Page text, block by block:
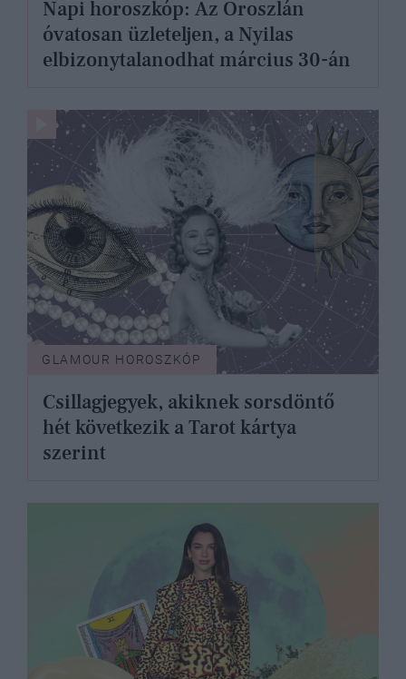
Napi horoszkóp: Az Oroszlán
óvatosan üzleteljen, a Nyilas
elbizonytalanodhat március 30-án
GLAMOUR HOROSZKÓP
Csillagjegyek, akiknek sorsdöntő
hét következik a Tarot kártya
szerint